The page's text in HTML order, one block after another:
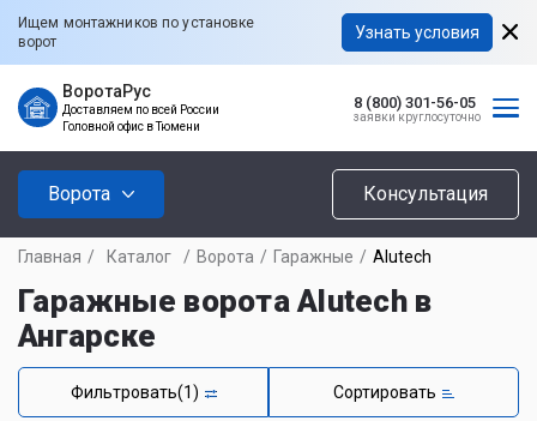
Ищем монтажников по установке
ворот
Узнать условия
ВоротаРус
Доставляем по всей России
Головной офис в Тюмени
8 (800) 301-56-05
заявки круглосуточно
Ворота Консультация
Главная / Каталог / Ворота / Гаражные / Alutech
Гаражные ворота Alutech в
Ангарске
Фильтровать(1) Сортировать